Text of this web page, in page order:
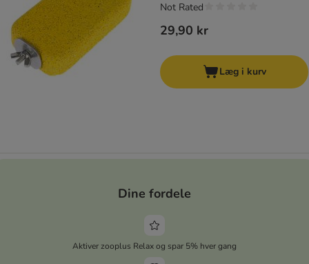
29,90 kr
Not Rated
Læg i kurv
Dine fordele
Aktiver zooplus Relax og spar 5% hver gang